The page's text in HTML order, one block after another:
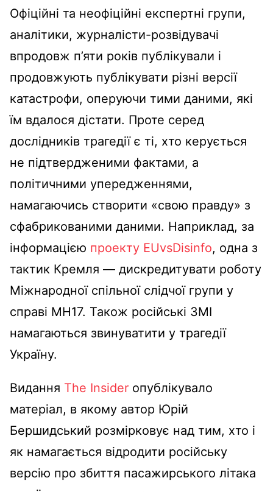
Офіційні та неофіційні експертні групи,
аналітики, журналісти-розвідувачі
впродовж п’яти років публікували і
продовжують публікувати різні версії
катастрофи, оперуючи тими даними, які
їм вдалося дістати. Проте серед
дослідників трагедії є ті, хто керується
не підтвердженими фактами, а
політичними упередженнями,
намагаючись створити «свою правду» з
сфабрикованими даними. Наприклад, за
інформацією проекту EUvsDisinfo, одна з
тактик Кремля — дискредитувати роботу
Міжнародної спільної слідчої групи у
справі MH17. Також російські ЗМІ
намагаються звинуватити у трагедії
Україну.
Видання The Insider опублікувало
матеріал, в якому автор Юрій
Бершидський розмірковує над тим, хто і
як намагається відродити російську
версію про збиття пасажирського літака